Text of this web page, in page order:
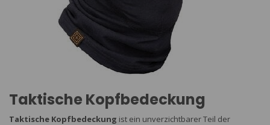
Taktische Kopfbedeckung
Taktische Kopfbedeckung ist ein unverzichtbarer Teil der